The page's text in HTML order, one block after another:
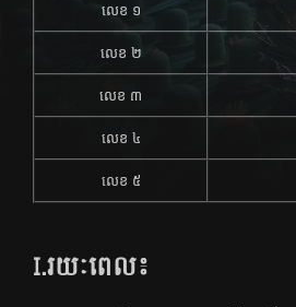
លេខ ១
លេខ​ ២
លេខ ៣
លេខ ៤
លេខ ៥
I.រយៈពេល៖